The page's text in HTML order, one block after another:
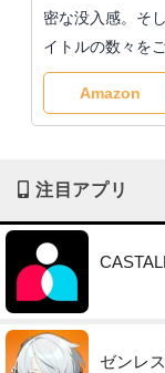
密な没入感。そ
イトルの数々を
Amazon
注目アプリ
ゼンレ